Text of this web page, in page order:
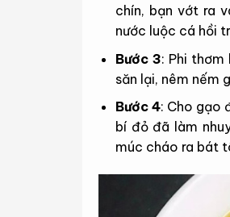
chín, bạn vớt ra
nước luộc cá hồi
Bước 3: Phi
săn lại, nêm nếm
Bước 4: Cho gạo
bí đỏ đã làm
múc cháo ra bát